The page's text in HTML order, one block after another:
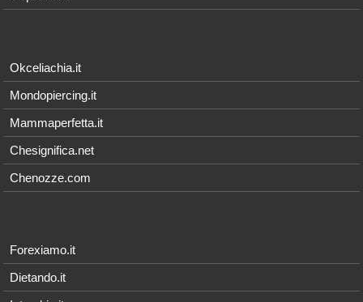
Okceliachia.it
Mondopiercing.it
Mammaperfetta.it
Chesignifica.net
Chenozze.com
Forexiamo.it
Dietando.it